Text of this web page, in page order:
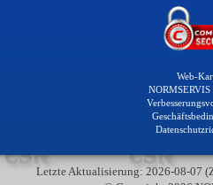
Web-
Letzte Aktualisierung: 2026-08-07